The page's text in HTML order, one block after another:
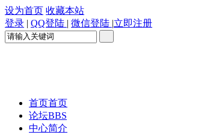
设为首页 收藏本站
登录 | QQ登陆 | 微信登陆 |立即注册
首页首页
论坛BBS
中心简介